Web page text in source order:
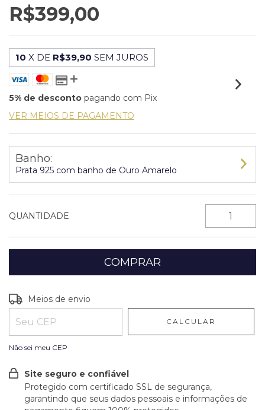
R$399,00
10 X DE R$39,90 SEM JUROS
5% de desconto pagando com Pix
VER MEIOS DE PAGAMENTO
Banho:
Prata 925 com banho de Ouro Amarelo
QUANTIDADE
Entregas para o CEP:
Meios de envio
CALCULAR
Não sei meu CEP
Site seguro e confiável
Protegido com certificado SSL de segurança,
garantindo que seus dados pessoais e informações de